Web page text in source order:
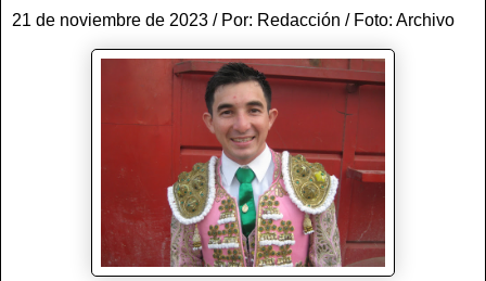
21 de noviembre de 2023 / Por: Redacción / Foto: Archivo